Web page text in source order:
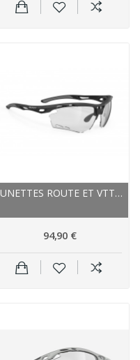
LUNETTES ROUTE ET VTT - RUDY PROJECT PROPULSE...
94,90 €